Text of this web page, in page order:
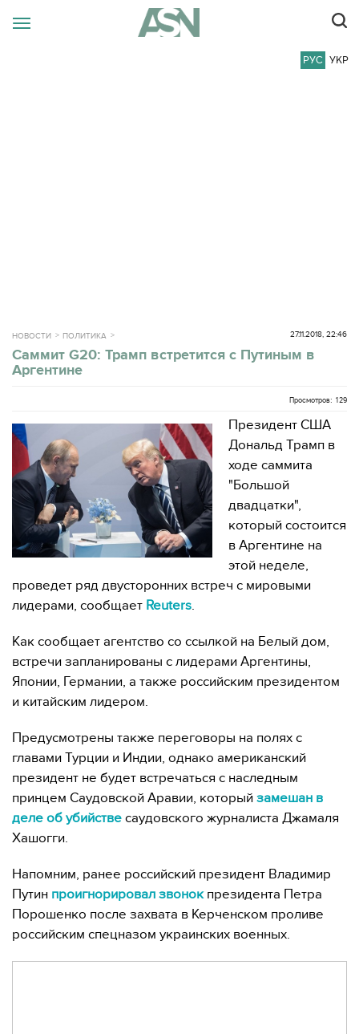
РУС УКР
НОВОСТИ ПОЛИТИКА 27.11.2018, 22:46
Саммит G20: Трамп встретится с Путиным в
Аргентине
Просмотров: 129
Президент США
Дональд Трамп в
ходе саммита
"Большой
двадцатки",
который состоится
в Аргентине на
этой неделе,
проведет ряд двусторонних встреч с мировыми
лидерами, сообщает Reuters.
Как сообщает агентство со ссылкой на Белый дом,
встречи запланированы с лидерами Аргентины,
Японии, Германии, а также российским президентом
и китайским лидером.
Предусмотрены также переговоры на полях с
главами Турции и Индии, однако американский
президент не будет встречаться с наследным
принцем Саудовской Аравии, который замешан в
деле об убийстве саудовского журналиста Джамаля
Хашогги.
Напомним, ранее российский президент Владимир
Путин проигнорировал звонокпрезидента Петра
Порошенко после захвата в Керченском проливе
российским спецназом украинских военных.